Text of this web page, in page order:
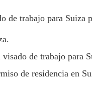
de trabajo para Suiza
de trabajo para
de residencia en